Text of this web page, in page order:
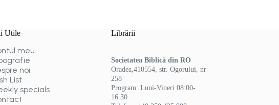
Utile
meu
noi
List
specials
Librării
Societatea Biblică din RO
Oradea,410554, str. Ogorului, nr
258
Program: Luni-Vineri 08:00-
16:30